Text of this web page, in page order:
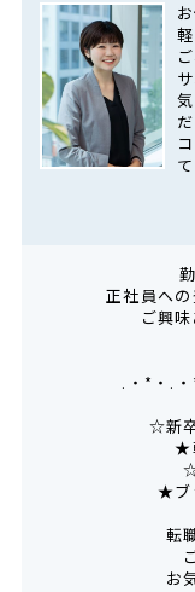
正社員へ
ご興
.・*・.
☆新
★
★ブ
転
お